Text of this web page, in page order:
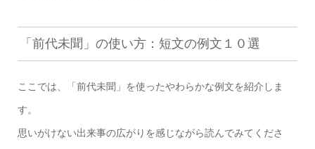
「前代未聞」の使い方：短文の例文１０選
ここでは、「前代未聞」を使ったやわらかな例文を紹介しま
す。
思いがけない出来事の広がりを感じながら読んでみてくださ